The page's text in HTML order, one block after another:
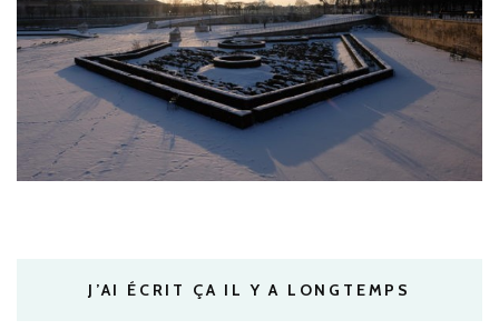
J’AI ÉCRIT ÇA IL Y A LONGTEMPS